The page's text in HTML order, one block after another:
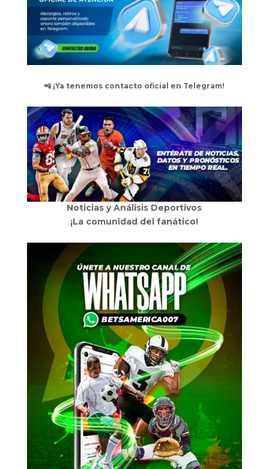
📲 ¡Ya tenemos contacto oficial en Telegram!
Noticias y Análisis Deportivos
¡La comunidad del fanático!